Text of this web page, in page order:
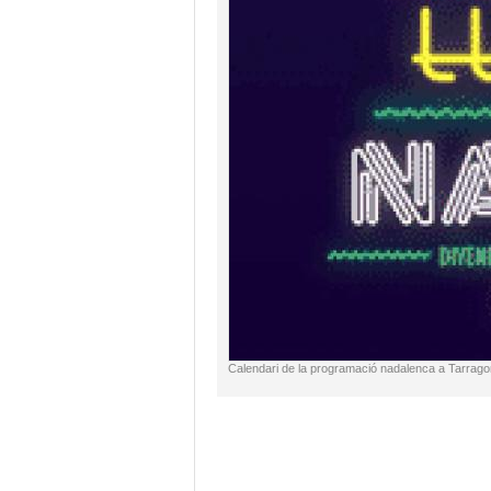
Calendari de la programació nadalenca a